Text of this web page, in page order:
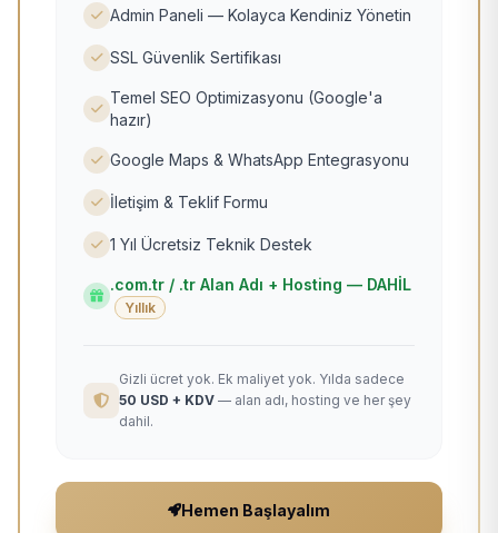
Admin Paneli — Kolayca Kendiniz Yönetin
SSL Güvenlik Sertifikası
Temel SEO Optimizasyonu (Google'a
hazır)
Google Maps & WhatsApp Entegrasyonu
İletişim & Teklif Formu
1 Yıl Ücretsiz Teknik Destek
.com.tr / .tr Alan Adı + Hosting — DAHİL
Yıllık
Gizli ücret yok. Ek maliyet yok. Yılda sadece
50 USD + KDV — alan adı, hosting ve her şey
dahil.
Hemen Başlayalım